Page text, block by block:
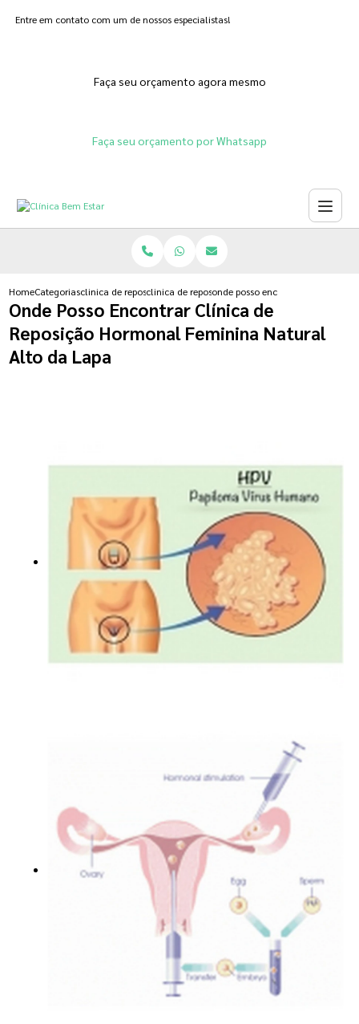
Entre em contato com um de nossos especialistas!
Faça seu orçamento agora mesmo
Faça seu orçamento por Whatsapp
HomeCategoriasclinica de reposicao hormonalclinica de reposicao hormonal progesterona
onde posso encontrar clinica de
Onde Posso Encontrar Clínica de
Reposição Hormonal Feminina Natural
Alto da Lapa